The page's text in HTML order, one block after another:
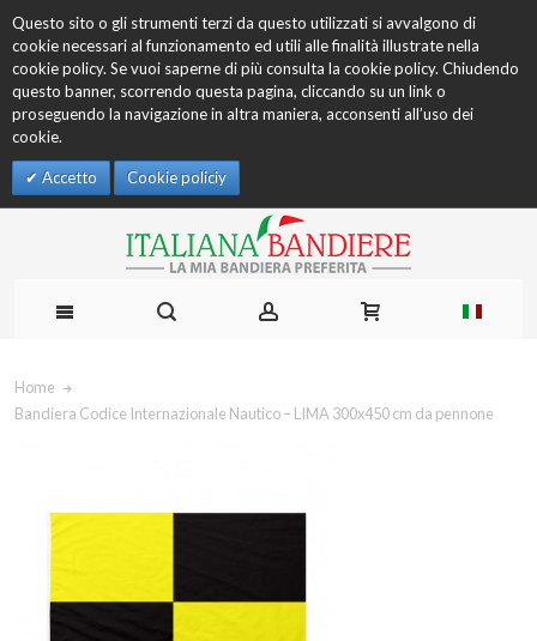
Questo sito o gli strumenti terzi da questo utilizzati si avvalgono di
cookie necessari al funzionamento ed utili alle finalità illustrate nella
cookie policy. Se vuoi saperne di più consulta la cookie policy. Chiudendo
questo banner, scorrendo questa pagina, cliccando su un link o
proseguendo la navigazione in altra maniera, acconsenti all’uso dei
cookie.
Accetto Cookie policiy
Home
Bandiera Codice Internazionale Nautico – LIMA 300x450 cm da pennone